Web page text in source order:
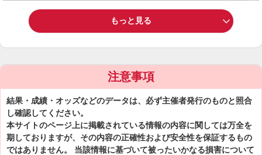
もっと見る
注意事項
結果・成績・オッズなどのデータは、必ず主催者発行のものと照合
し確認してください。
本サイトのページ上に掲載されている情報の内容に関しては万全を
期しておりますが、その内容の正確性および安全性を保証するもの
ではありません。 当該情報に基づいて被ったいかなる損害について